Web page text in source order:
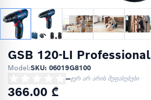
GSB 120-LI Professional
Model:SKU: 06019G8100
—ჯერ არ არის შეფასებები
366.00 ₾